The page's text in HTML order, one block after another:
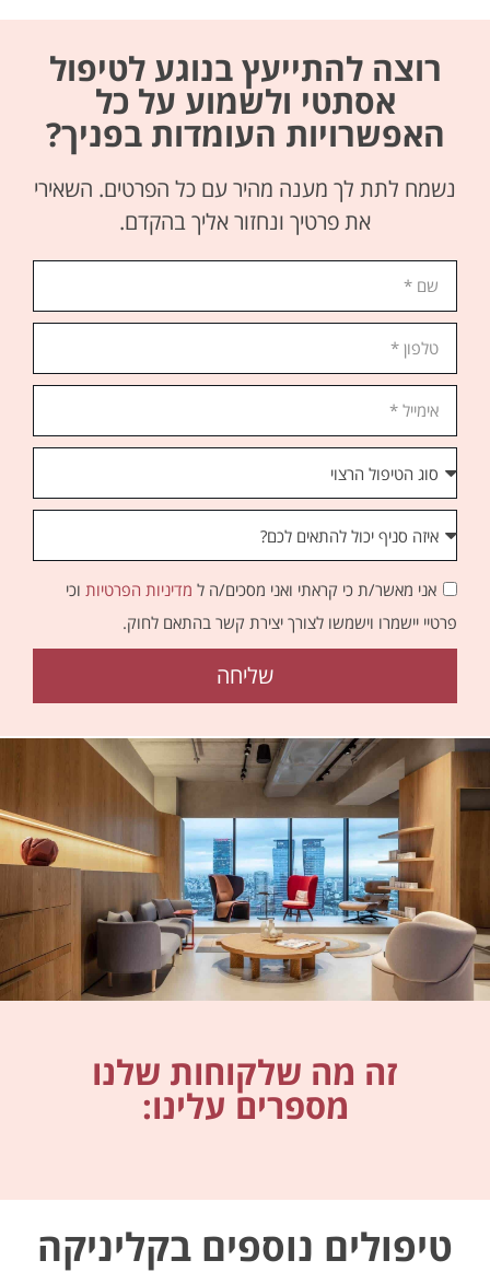
רוצה להתייעץ בנוגע לטיפול
אסתטי ולשמוע על כל
האפשרויות העומדות בפניך?
נשמח לתת לך מענה מהיר עם כל הפרטים. השאירי
את פרטיך ונחזור אליך בהקדם.
אני מאשר/ת כי קראתי ואני מסכים/ה ל מדיניות הפרטיות וכי
פרטיי יישמרו וישמשו לצורך יצירת קשר בהתאם לחוק.
שליחה
זה מה שלקוחות שלנו
מספרים עלינו:
טיפולים נוספים בקליניקה